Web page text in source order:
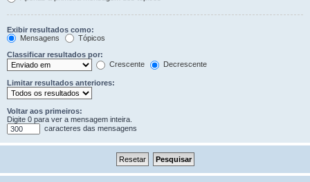
Exibir resultados como:
Mensagens
Tópicos
Classificar resultados por:
Crescente
Decrescente
Limitar resultados anteriores:
Voltar aos primeiros:
Digite 0 para ver a mensagem inteira.
caracteres das mensagens